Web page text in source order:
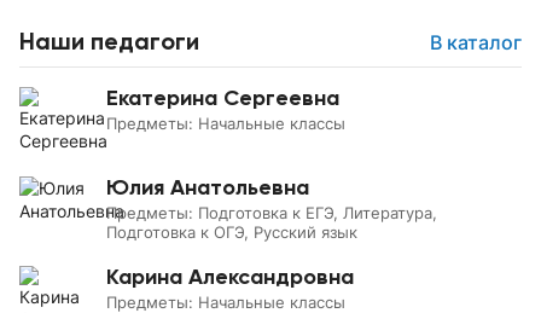
Наши педагоги В каталог
Екатерина Сергеевна
Предметы: Начальные классы
Юлия Анатольевна
Предметы: Подготовка к ЕГЭ, Литература,
Подготовка к ОГЭ, Русский язык
Карина Александровна
Предметы: Начальные классы